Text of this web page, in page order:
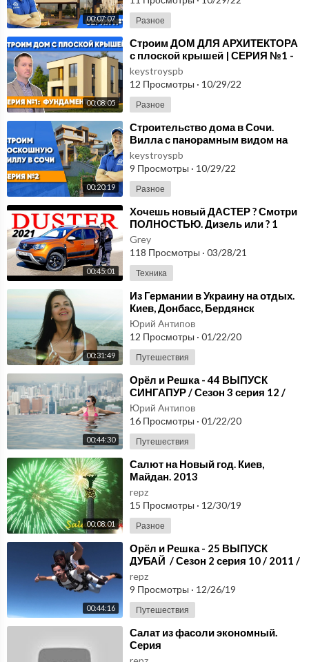
00:07:07 Разное
00:08:05
⁣Строим ДОМ ДЛЯ АРХИТЕКТОРА
с плоской крышей | СЕРИЯ №1 -
Готовим фундамент под заливку
бетоном
keystroyspb
12 Просмотры · 10/29/22
Разное
00:20:19
⁣Строительство дома в Сочи.
Вилла с панорамным видом на
Адлер [МАСШТАБНЫЙ ПРОЕКТ]
СЕРИЯ №2
keystroyspb
9 Просмотры · 10/29/22
Разное
00:45:01
⁣Хочешь новый ДАСТЕР ? Смотри
ПОЛНОСТЬЮ. Дизель или ? 1
серия
Grey
118 Просмотры · 03/28/21
Техника
00:31:49
⁣Из Германии в Украину на отдых.
Киев, Донбасс, Бердянск
Юрий Антипов
12 Просмотры · 01/22/20
Путешествия
00:44:30
⁣Орёл и Решка - 44 ВЫПУСК
СИНГАПУР / Сезон 3 серия 12 /
2012 / HD 1080p
Юрий Антипов
16 Просмотры · 01/22/20
Путешествия
00:08:01
⁣Салют на Новый год. Киев,
Майдан. 2013
repz
15 Просмотры · 12/30/19
Разное
00:44:16
⁣Орёл и Решка - 25 ВЫПУСК
ДУБАЙ / Сезон 2 серия 10 / 2011 /
HD 1080p
repz
9 Просмотры · 12/26/19
Путешествия
⁣Салат из фасоли экономный.
Серия